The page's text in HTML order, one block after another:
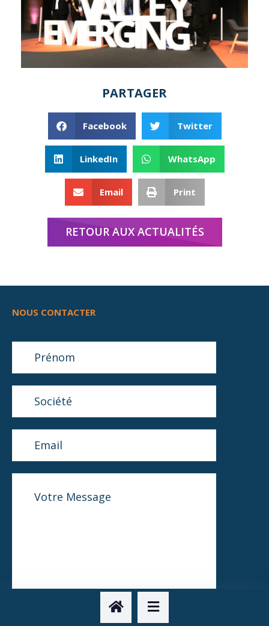
PARTAGER
Facebook Twitter
LinkedIn WhatsApp
Email Print
RETOUR AUX ACTUALITÉS
NOUS CONTACTER